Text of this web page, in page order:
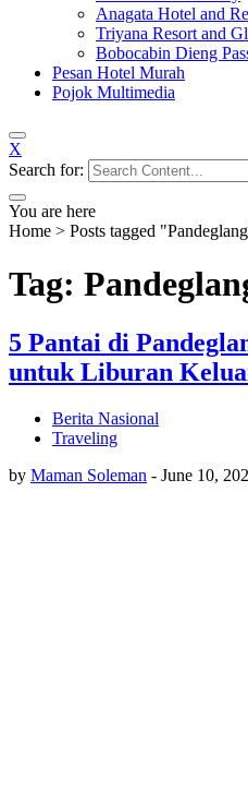
Anagata Hotel and
Triyana Resort and
Bobocabin Dieng
Pesan Hotel Murah
Pojok Multimedia
X
Search for:
You are here
Home > Posts tagged
Tag:
5 Pantai di
untuk Liburan
Berita Nasional
Traveling
by Maman Soleman - June 10,